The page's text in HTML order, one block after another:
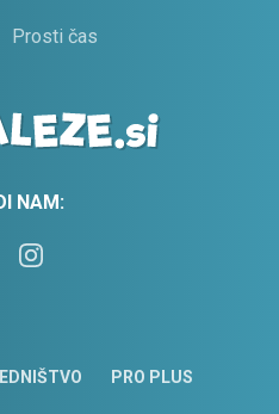
Prosti čas
NAM:
PRO PLUS